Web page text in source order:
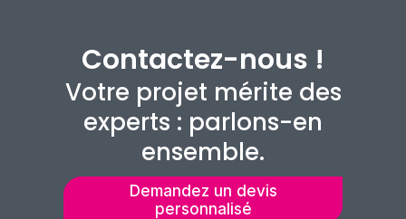
Contactez-nous !
Votre projet mérite des
experts : parlons-en
ensemble.
Demandez un devis
personnalisé